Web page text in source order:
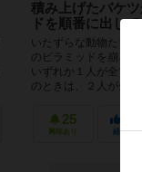
積み上げたバケ
ドを順番に出し
いたずらな動物たち
のピラミッドを崩さ
いずれか１人が全て
のときは、２人が全て
25
興味あり 経験あり